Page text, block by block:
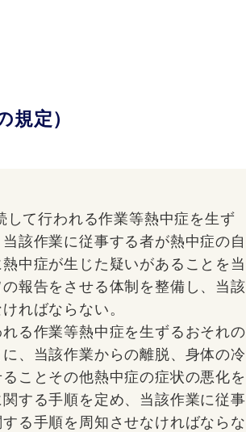
定）
て行われる作業等熱中症を生ず
該作業に従事する者が熱中症の自
中症が生じた疑いがあることを当
報告をさせる体制を整備し、当該
ればならない。
る作業等熱中症を生ずるおそれの
、当該作業からの離脱、身体の冷
ことその他熱中症の症状の悪化を
する手順を定め、当該作業に従事
る手順を周知させなければならな